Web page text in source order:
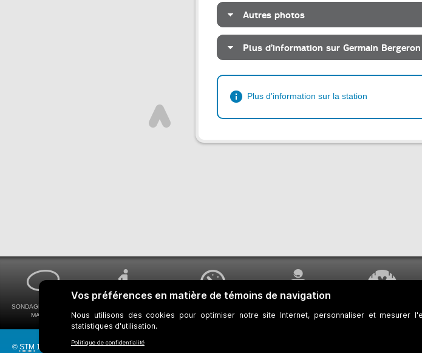
Autres photos
Plus d’information sur Germain Bergeron
Plus d'information sur la station
SONDAGES MA VOIX
MA STM
UNIVERSELLE
VOS HORAIRES DE BUS
CLIENTÈLE
© STM 1997-2026 Réseau bus Réseau métro